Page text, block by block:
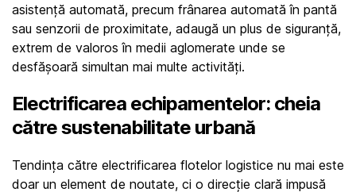
asistență automată, precum frânarea automată în pantă
sau senzorii de proximitate, adaugă un plus de siguranță,
extrem de valoros în medii aglomerate unde se
desfășoară simultan mai multe activități.
Electrificarea echipamentelor: cheia
către sustenabilitate urbană
Tendința către electrificarea flotelor logistice nu mai este
doar un element de noutate, ci o direcție clară impusă